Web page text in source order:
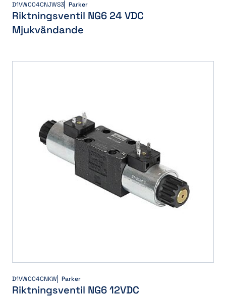
D1VW004CNJWS3 Parker
Riktningsventil NG6 24 VDC
Mjukvändande
D1VW004CNKW Parker
Riktningsventil NG6 12VDC